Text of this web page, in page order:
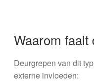
Waarom faalt
Deurgrepen van dit
externe invloeden: